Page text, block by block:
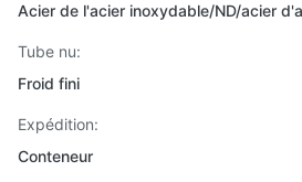
Acier de l'acier inoxydable/ND/acier
Tube nu:
Froid fini
Expédition:
Conteneur